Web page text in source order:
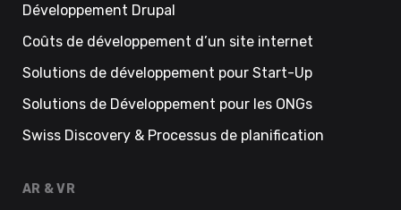
Développement Drupal
Coûts de développement d’un site internet
Solutions de développement pour Start-Up
Solutions de Développement pour les ONGs
Swiss Discovery & Processus de planification
AR & VR